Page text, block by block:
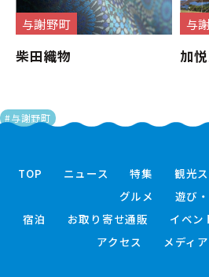
#与謝野町
与謝野町
柴田織物
与
加
TOP ニュース 特集 観光
グルメ
遊び
宿泊
お取り寄せ通販 イベン
アクセス
メディ